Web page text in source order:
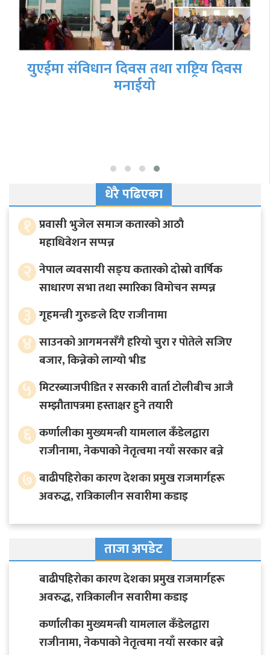
युएईमा संविधान दिवस तथा राष्ट्रिय दिवस
मनाईयो
धेरै पढिएका
१ प्रवासी भुजेल समाज कतारको आठाै
महाधिवेशन सप्पन्न
२ नेपाल व्यवसायी सङ्घ कतारको दोस्रो वार्षिक
साधारण सभा तथा स्मारिका विमोचन सम्पन्न
३ गृहमन्त्री गुरुङले दिए राजीनामा
४ साउनको आगमनसँगै हरियो चुरा र पोतेले सजिए
बजार, किन्नेको लाग्यो भीड
५ मिटरब्याजपीडित र सरकारी वार्ता टोलीबीच आजै
सम्झौतापत्रमा हस्ताक्षर हुने तयारी
६ कर्णालीका मुख्यमन्त्री यामलाल कँडेलद्वारा
राजीनामा, नेकपाको नेतृत्वमा नयाँ सरकार बन्ने
७ बाढीपहिरोका कारण देशका प्रमुख राजमार्गहरू
अवरुद्ध, रात्रिकालीन सवारीमा कडाइ
ताजा अपडेट
बाढीपहिरोका कारण देशका प्रमुख राजमार्गहरू
अवरुद्ध, रात्रिकालीन सवारीमा कडाइ
कर्णालीका मुख्यमन्त्री यामलाल कँडेलद्वारा
राजीनामा, नेकपाको नेतृत्वमा नयाँ सरकार बन्ने